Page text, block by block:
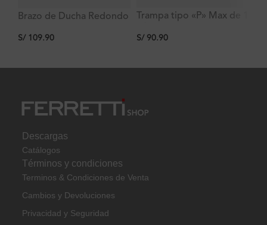
Brazo de Ducha Redondo
S/ 109.90
Trampa tipo «P» Max de 1
cromo
S/90.90
Descargas
Catálogos
Términos y condiciones
Terminos & Condiciones de Venta
Cambios y Devoluciones
Privacidad y Seguridad